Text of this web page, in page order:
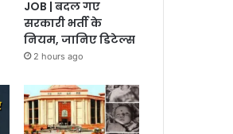
JOB | बदल गए
सरकारी भर्ती के
नियम, जानिए डिटेल्स
2 hours ago